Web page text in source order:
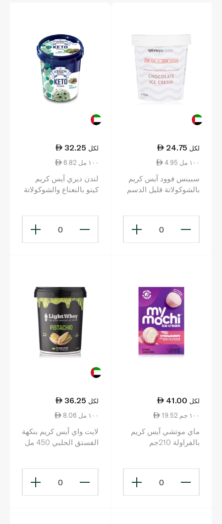
24.75 لكل
4.95 ١٠٠ مل
سبينس فوود آيس كريم
بالشوكولاتة قليل الدسم
0
32.25 لكل
6.82 ١٠٠ مل
لندن ديري آيس كريم
كيتو بالنعناع والشوكولاتة
0
41.00 لكل
19.52 ١٠٠ جم
ماي موتشي آيس كريم
بالفراولة 210جم
0
36.25 لكل
8.06 ١٠٠ مل
لايت واي آيس كريم بنكهة
الفستق الحلبي 450 مل
0